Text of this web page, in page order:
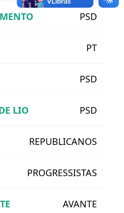
PSD
PT
PSD
LIO PSD
REPUBLICANOS
PROGRESSISTAS
AVANTE